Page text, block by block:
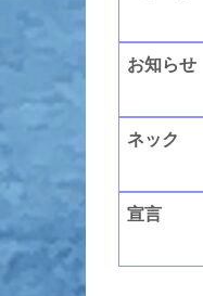
お知らせ
ネック
宣言